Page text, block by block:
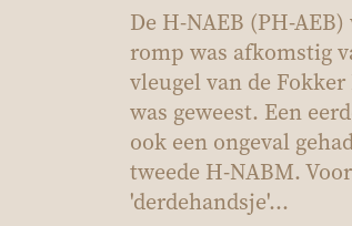
De H-NAEB (PH-
romp was afkomstig
vleugel van de
was geweest. Een
ook een ongeval
tweede H-NABM.
'derdehandsje'...